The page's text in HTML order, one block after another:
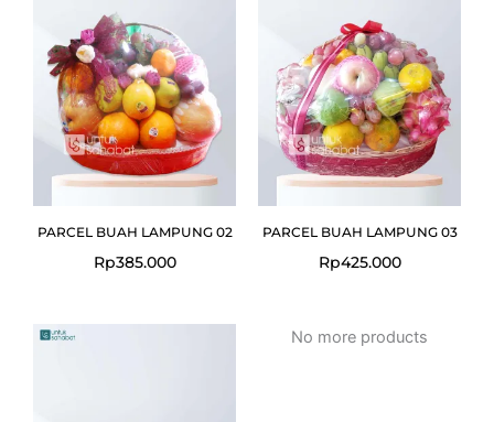
PARCEL BUAH LAMPUNG 02
Rp385.000
PARCEL BUAH LAMPUNG 03
Rp425.000
No more products